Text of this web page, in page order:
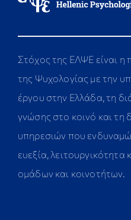
Στόχος της ΕΛΨΕ είναι η
της Ψυχολογίας με την
έργου στην Ελλάδα, τη
γνώσης στο κοινό και τη
υπηρεσιών που
ευεξία,
ομάδων και κοινοτήτων.